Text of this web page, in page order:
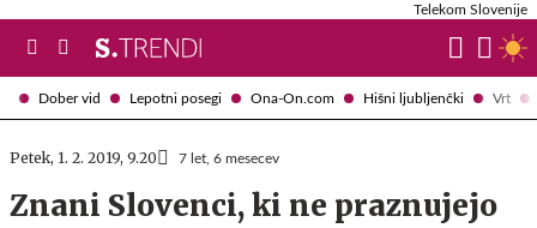
Dober vid Lepotni posegi Ona-On.com Hišni ljubljenčki Vrt
Telekom Slovenije
Petek, 1. 2. 2019, 9.20 7 let, 6 mesecev
Znani Slovenci, ki ne praznujejo